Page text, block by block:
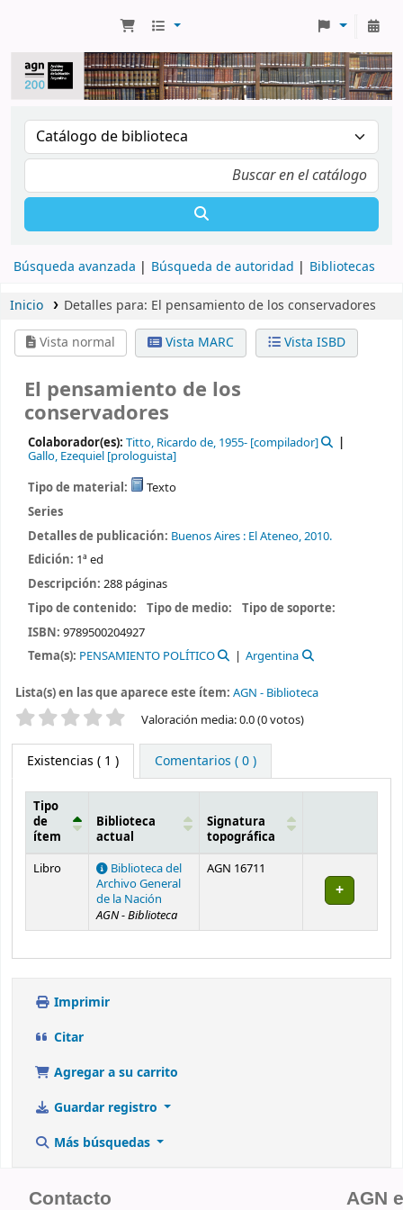
Búsqueda avanzada Búsqueda de autoridad Bibliotecas
Inicio Detalles para: El pensamiento de los conservadores
Vista normal
Vista MARC Vista ISBD
El pensamiento de los
conservadores
Colaborador(es): Titto, Ricardo de, 1955-[compilador]
Gallo, Ezequiel[prologuista]
Tipo de material:
Texto
Series
Detalles de publicación: Buenos Aires : El Ateneo,2010.
Edición: 1ª ed
Descripción: 288 páginas
Tipo de contenido:
Tipo de medio:
Tipo de soporte:
ISBN: 9789500204927
Tema(s): PENSAMIENTO POLÍTICO Argentina
Lista(s) en las que aparece este ítem: AGN - Biblioteca
Valoración Valoración media: 0.0 (0 votos)
Existencias ( 1 ) Comentarios ( 0 )
Existencias
Tipo
de
ítem
Biblioteca
actual
Signatura
topográfica
Libro
Biblioteca del
Archivo General
de la Nación
AGN - Biblioteca
AGN 16711
Imprimir
Citar
Agregar a su carrito
Guardar registro
Más búsquedas
Contacto
AGN